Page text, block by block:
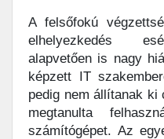
A felsőfokú
elhelyezkedés
alapvetően is nagy
képzett IT
pedig nem állítanak
megtanulta
számítógépet. Az